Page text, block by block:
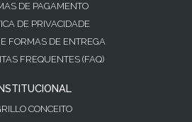
DE PAGAMENTO
DE PRIVACIDADE
FORMAS DE ENTREGA
FREQUENTES (FAQ)
CONCEITO